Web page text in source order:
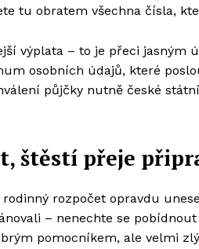
tu obratem všechna čísla,
výplata – to je přeci jasným
osobních údajů, které
půjčky nutně české
štěstí přeje
rozpočet opravdu
– nenechte se
pomocníkem, ale velmi